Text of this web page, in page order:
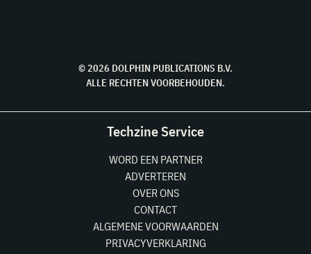
© 2026 DOLPHIN PUBLICATIONS B.V.
ALLE RECHTEN VOORBEHOUDEN.
Techzine Service
WORD EEN PARTNER
ADVERTEREN
OVER ONS
CONTACT
ALGEMENE VOORWAARDEN
PRIVACYVERKLARING